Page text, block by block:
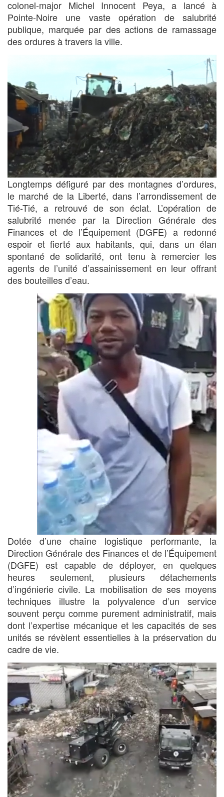
colonel-major Michel Innocent Peya, a lancé à
Pointe-Noire une vaste opération de salubrité
publique, marquée par des actions de ramassage
des ordures à travers la ville.
Longtemps défiguré par des montagnes d’ordures,
le marché de la Liberté, dans l’arrondissement de
Tié-Tié, a retrouvé de son éclat. L’opération de
salubrité menée par la Direction Générale des
Finances et de l’Équipement (DGFE) a redonné
espoir et fierté aux habitants, qui, dans un élan
spontané de solidarité, ont tenu à remercier les
agents de l’unité d’assainissement en leur offrant
des bouteilles d’eau.
Dotée d’une chaîne logistique performante, la
Direction Générale des Finances et de l’Équipement
(DGFE) est capable de déployer, en quelques
heures seulement, plusieurs détachements
d’ingénierie civile. La mobilisation de ses moyens
techniques illustre la polyvalence d’un service
souvent perçu comme purement administratif, mais
dont l’expertise mécanique et les capacités de ses
unités se révèlent essentielles à la préservation du
cadre de vie.